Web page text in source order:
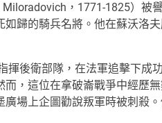
，1771-1825）被
歸的騎兵名將。他在蘇沃洛
揮後衛部隊，在法軍追擊下成
，這位在拿破崙戰爭中經歷
場上企圖勸說叛軍時被刺殺